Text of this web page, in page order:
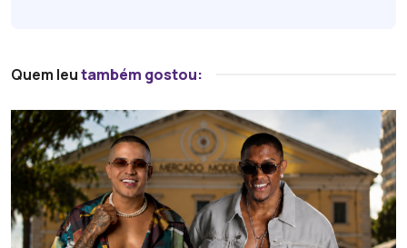
Quem leutambém gostou: